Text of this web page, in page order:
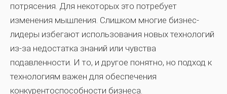
потрясения. Для некоторых это потребует
изменения мышления. Слишком многие бизнес-
лидеры избегают использования новых технологий
из-за недостатка знаний или чувства
подавленности. И то, и другое понятно, но подход к
технологиям важен для обеспечения
конкурентоспособности бизнеса.